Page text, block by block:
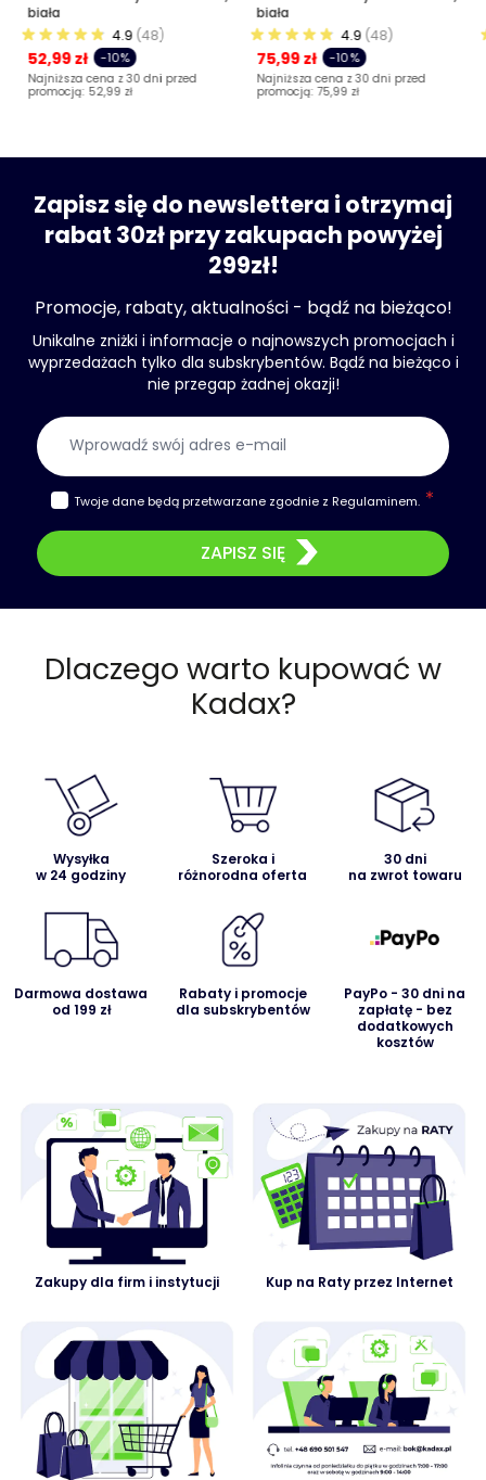
biała
4.9 (48)
52,99 zł -10%
Najniższa cena z 30 dni przed
promocją: 52,99 zł
biała
4.9 (48)
75,99 zł -10%
Najniższa cena z 30 dni przed
promocją: 75,99 zł
Zapisz się do newslettera i otrzymaj
rabat 30zł przy zakupach powyżej
299zł!
Promocje, rabaty, aktualności - bądź na bieżąco!
Unikalne zniżki i informacje o najnowszych promocjach i
wyprzedażach tylko dla subskrybentów. Bądź na bieżąco i
nie przegap żadnej okazji!
Twoje dane będą przetwarzane zgodnie z Regulaminem.
ZAPISZ SIĘ
Dlaczego warto kupować w
Kadax?
Wysyłka
w 24 godziny
Szeroka i
różnorodna oferta
30 dni
na zwrot towaru
Darmowa dostawa
od 199 zł
Rabaty i promocje
dla subskrybentów
PayPo - 30 dni na
zapłatę - bez
dodatkowych
kosztów
Zakupy dla firm i instytucji Kup na Raty przez Internet